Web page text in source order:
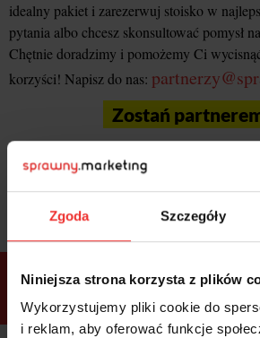
Zgoda Szczegóły
Niniejsza strona korzysta z plików
Wykorzystujemy pliki cookie do
i reklam, aby oferować funkcje
idealny pakiet i zarezerwuj stoisko w
pytania albo chcesz skonsultować pomysł
Chętnie doradzimy i pomożemy Ci
korzyści! Napisz do nas:
Zostań
Sprawdź bonusyi
ramach
pakietów
VIP